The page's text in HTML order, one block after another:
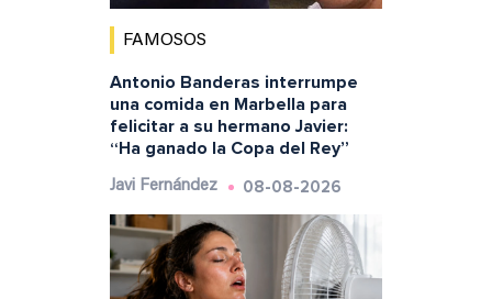
FAMOSOS
Antonio Banderas interrumpe
una comida en Marbella para
felicitar a su hermano Javier:
“Ha ganado la Copa del Rey”
Javi Fernández 08-08-2026